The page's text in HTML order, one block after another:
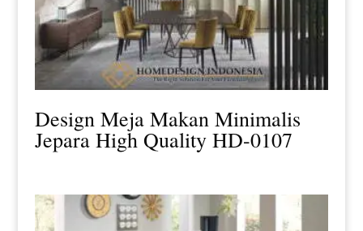
Design Meja Makan Minimalis
Jepara High Quality HD-0107